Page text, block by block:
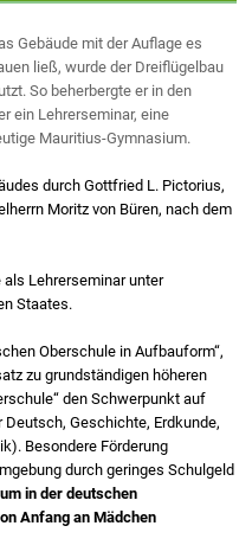
Gebäude mit der Auflage es
ließ, wurde der Dreiflügelbau
So beherbergte er in den
ein Lehrerseminar, eine
Mauritius-Gymnasium.
durch Gottfried L. Pictorius,
Moritz von Büren, nach dem
als Lehrerseminar unter
Staates.
Oberschule in Aufbauform“,
zu grundständigen höheren
den Schwerpunkt auf
Geschichte, Erdkunde,
Besondere Förderung
durch geringes Schulgeld
in der deutschen
Anfang an Mädchen